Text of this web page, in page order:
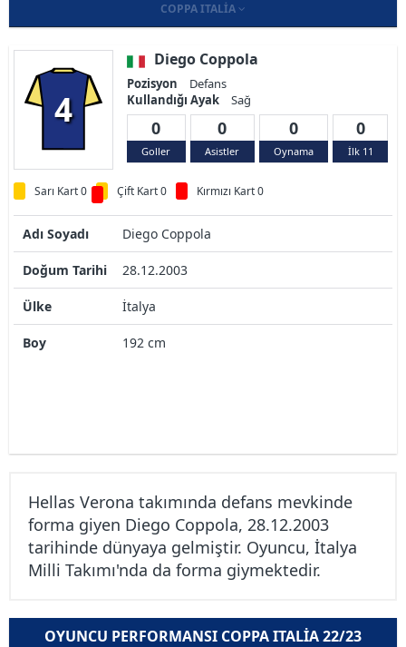
COPPA ITALIA
4
Diego Coppola
Pozisyon
Defans
Kullandığı Ayak
Sağ
0
Goller
0
Asistler
0
Oynama
0
İlk 11
Sarı Kart 0 Çift Kart 0 Kırmızı Kart 0
Adı Soyadı Diego Coppola
Doğum Tarihi 28.12.2003
Ülke İtalya
Boy 192 cm
Hellas Verona takımında defans mevkinde
forma giyen Diego Coppola, 28.12.2003
tarihinde dünyaya gelmiştir. Oyuncu, İtalya
Milli Takımı'nda da forma giymektedir.
OYUNCU PERFORMANSI COPPA ITALIA 22/23